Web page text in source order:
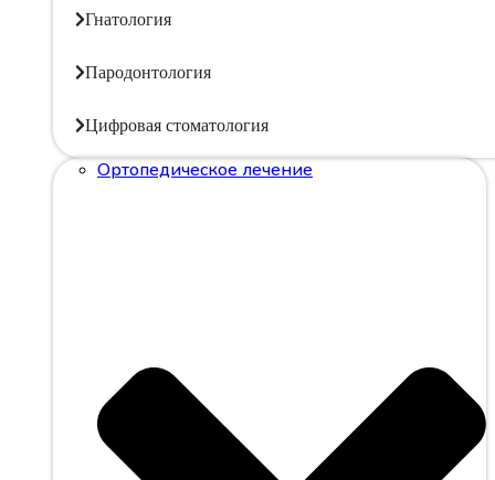
Гнатология
Пародонтология
Цифровая стоматология
Ортопедическое лечение